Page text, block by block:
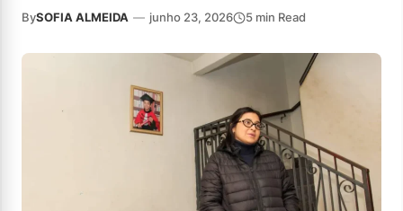
BySOFIA ALMEIDA — junho 23, 2026 5 min Read